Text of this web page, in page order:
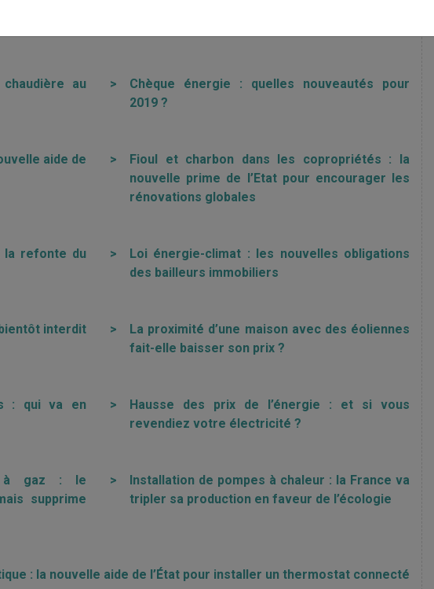
pour les
au
>
Chèque énergie : quelles nouveautés pour
2019 ?
aide de
>
Fioul et charbon dans les copropriétés : la
nouvelle prime de l’Etat pour encourager les
rénovations globales
la refonte du
>
Loi énergie-climat : les nouvelles obligations
des bailleurs immobiliers
interdit >
La proximité d’une maison avec des éoliennes
fait-elle baisser son prix ?
: qui va en
>
Hausse des prix de l’énergie : et si vous
revendiez votre électricité ?
à gaz : le
supprime
>
Installation de pompes à chaleur : la France va
tripler sa production en faveur de l’écologie
: la nouvelle aide de l’État pour installer un thermostat connecté